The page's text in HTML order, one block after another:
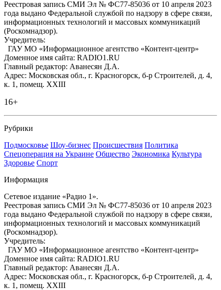
Реестровая запись СМИ Эл № ФС77-85036 от 10 апреля 2023
года выдано Федеральной службой по надзору в сфере связи,
информационных технологий и массовых коммуникаций
(Роскомнадзор).
Учредитель:
ГАУ МО «Информационное агентство «Контент-центр»
Доменное имя сайта: RADIO1.RU
Главный редактор: Аванесян Д.А.
Адрес: Московская обл., г. Красногорск, б-р Строителей, д. 4,
к. 1, помещ. XXIII
16+
Рубрики
Подмосковье Шоу-бизнес Происшествия Политика
Спецоперация на Украине Общество Экономика Культура
Здоровье Спорт
Информация
Сетевое издание «Радио 1».
Реестровая запись СМИ Эл № ФС77-85036 от 10 апреля 2023
года выдано Федеральной службой по надзору в сфере связи,
информационных технологий и массовых коммуникаций
(Роскомнадзор).
Учредитель:
ГАУ МО «Информационное агентство «Контент-центр»
Доменное имя сайта: RADIO1.RU
Главный редактор: Аванесян Д.А.
Адрес: Московская обл., г. Красногорск, б-р Строителей, д. 4,
к. 1, помещ. XXIII